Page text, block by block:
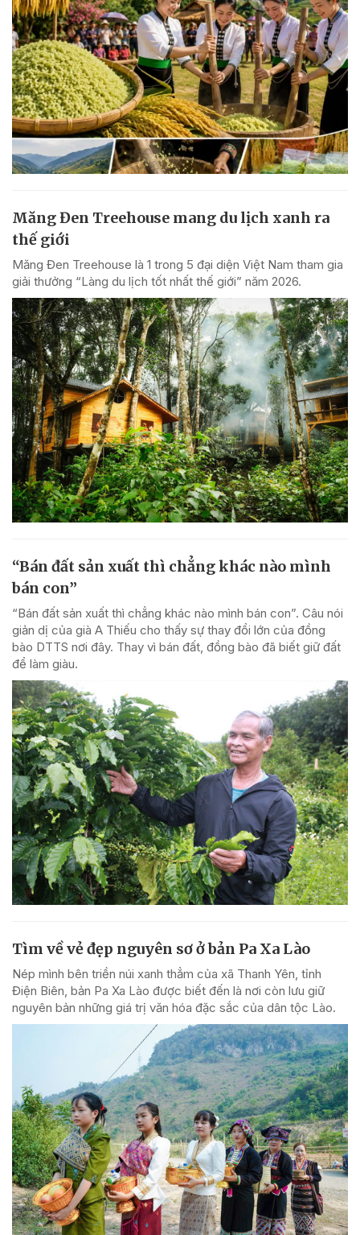
Măng Đen Treehouse mang du lịch xanh ra
thế giới
Măng Đen Treehouse là 1 trong 5 đại diện Việt Nam tham gia
giải thưởng “Làng du lịch tốt nhất thế giới” năm 2026.
“Bán đất sản xuất thì chẳng khác nào mình
bán con”
“Bán đất sản xuất thì chẳng khác nào mình bán con”. Câu nói
giản dị của già A Thiếu cho thấy sự thay đổi lớn của đồng
bào DTTS nơi đây. Thay vì bán đất, đồng bào đã biết giữ đất
để làm giàu.
Tìm về vẻ đẹp nguyên sơ ở bản Pa Xa Lào
Nép mình bên triền núi xanh thẳm của xã Thanh Yên, tỉnh
Điện Biên, bản Pa Xa Lào được biết đến là nơi còn lưu giữ
nguyên bản những giá trị văn hóa đặc sắc của dân tộc Lào.